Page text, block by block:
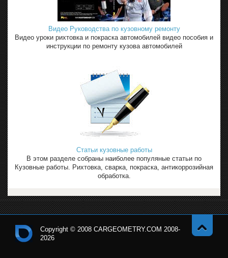
Видео Руководства по кузовному ремонту
Видео уроки рихтовка и покраска автомобилей видео пособия и
инструкции по ремонту кузова автомобилей
Статьи кузовные работы
В этом разделе собраны наиболее популяные статьи по
Кузовные работы. Рихтовка, сварка, покраска, антикоррозийная
обработка.
Copyright © 2008 CARGEOMETRY.COM 2008-
2026